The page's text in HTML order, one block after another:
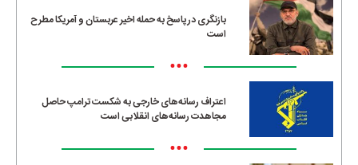
بازنگری در پاسخ به حمله اخیر عربستان و آمریکا مطرح
است
•••
اعتراف رسانه‌های خارجی به شکست ترامپ حاصل
مجاهدت رسانه‌های انقلابی است
•••